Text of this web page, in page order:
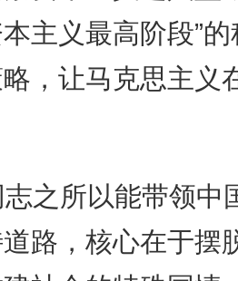
主义最高阶段”
，让马克思主义
之所以能带领中
路，核心在于摆